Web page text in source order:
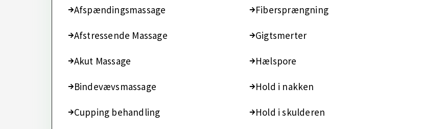
Afspændingsmassage
Afstressende Massage
Akut Massage
Bindevævsmassage
Cupping behandling
Fibersprængning
Gigtsmerter
Hælspore
Hold i nakken
Hold i skulderen